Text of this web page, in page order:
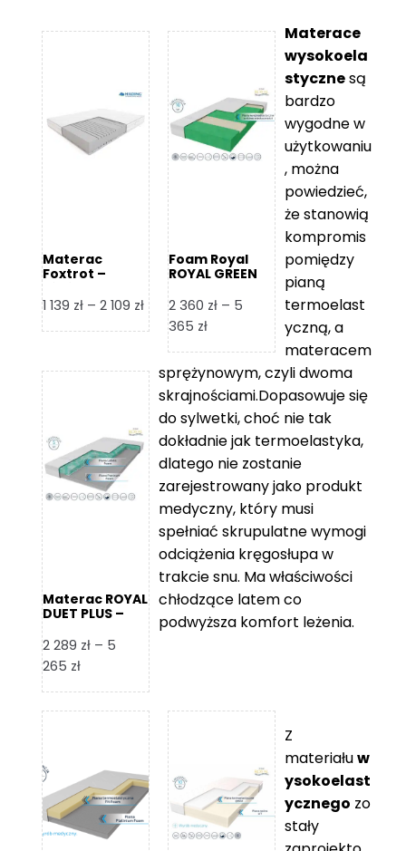
Materac
Foxtrot –
1 139 zł – 2 109 złZakres
cen:
1
139 zł
do
2
109 zł
Foam Royal
ROYAL GREEN
piankowy
2 360 zł – 5
365 złZakres
od
2
360 zł
5
365 zł
Materac ROYAL
DUET PLUS –
2 289 zł – 5
265 złZakres
od
do
5
265 zł
Materace
wysokoela
stycznesą
bardzo
wygodne w
użytkowaniu
, można
powiedzieć,
że stanowią
kompromis
pomiędzy
pianą
termoelast
yczną, a
materacem
sprężynowym, czyli dwoma
skrajnościami.Dopasowuje się
do sylwetki, choć nie tak
dokładnie jak termoelastyka,
dlatego nie zostanie
zarejestrowany jako produkt
medyczny, który musi
spełniać skrupulatne wymogi
odciążenia kręgosłupa w
trakcie snu. Ma właściwości
chłodzące latem co
podwyższa komfort leżenia.
Z
materiałuw
ysokoelast
ycznego zo
stały